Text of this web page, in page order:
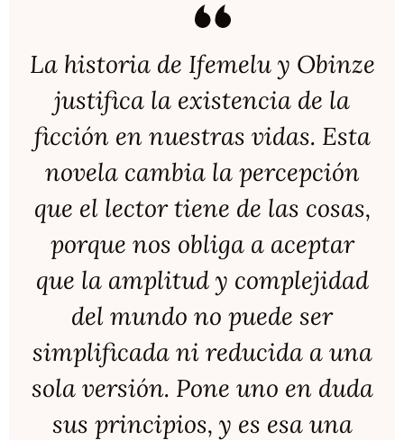
La historia de Ifemelu y Obinze
justifica la existencia de la
ficción en nuestras vidas. Esta
novela cambia la percepción
que el lector tiene de las cosas,
porque nos obliga a aceptar
que la amplitud y complejidad
del mundo no puede ser
simplificada ni reducida a una
sola versión. Pone uno en duda
sus principios, y es esa una